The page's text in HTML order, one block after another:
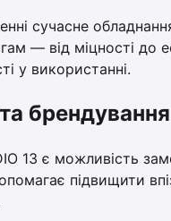
сучасне
— від міцності до
у використанні.
13 є можливість
підвищити